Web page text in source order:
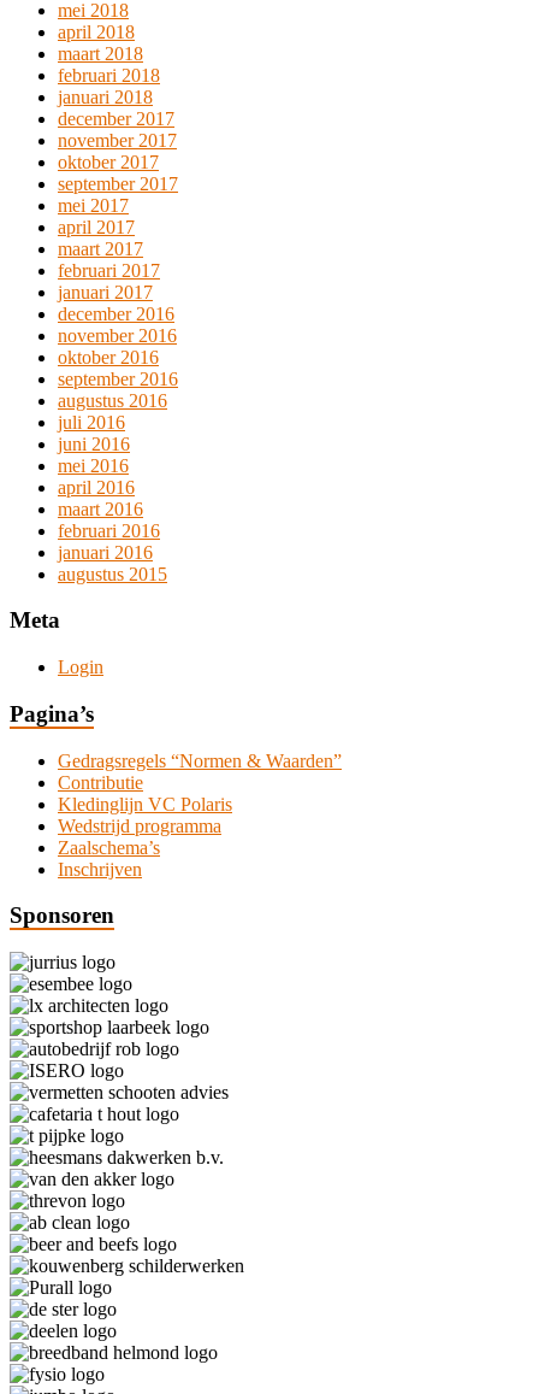
mei 2018
april 2018
maart 2018
februari 2018
januari 2018
december 2017
november 2017
oktober 2017
september 2017
mei 2017
april 2017
maart 2017
februari 2017
januari 2017
december 2016
november 2016
oktober 2016
september 2016
augustus 2016
juli 2016
juni 2016
mei 2016
april 2016
maart 2016
februari 2016
januari 2016
augustus 2015
Meta
Login
Pagina’s
Gedragsregels “Normen & Waarden”
Contributie
Kledinglijn VC Polaris
Wedstrijd programma
Zaalschema’s
Inschrijven
Sponsoren